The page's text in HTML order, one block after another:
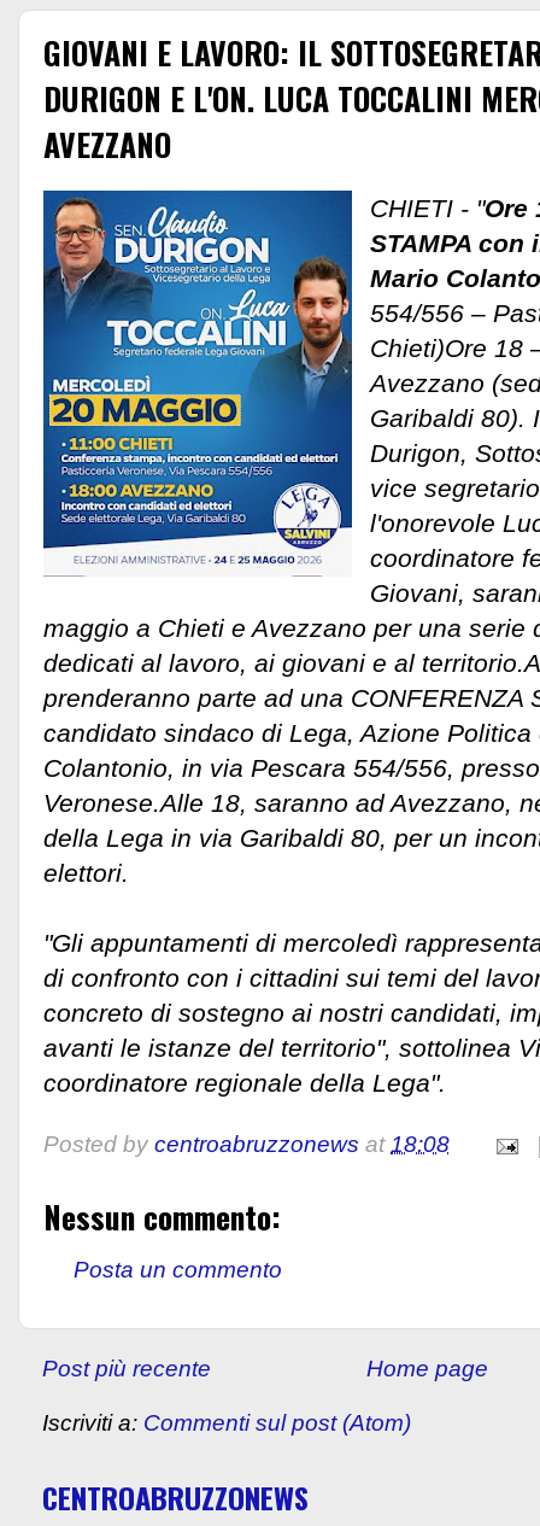
GIOVANI E LAVORO: IL
DURIGON E L'ON. LUCA TOCCALINI
AVEZZANO
CHIETI - "Ore
STAMPA
Mario
554/556 –
Chieti)Ore 18
Avezzano
Garibaldi 80).
Durigon,
vice
l'onorevole
coordinatore
Giovani,
maggio a Chieti e Avezzano per una serie
dedicati al lavoro, ai giovani e al
prenderanno parte ad una CONFERENZA
candidato sindaco di Lega, Azione Politica
Colantonio, in via Pescara 554/556,
Veronese.Alle 18, saranno ad Avezzano,
della Lega in via Garibaldi 80, per un
elettori.
"Gli appuntamenti di mercoledì
di confronto con i cittadini sui temi del
concreto di sostegno ai nostri candidati,
avanti le istanze del territorio", sottolinea
coordinatore regionale della Lega".
Posted by centroabruzzonews at18:08
Nessun commento:
Posta un commento
Post più recente Home page
Iscriviti a: Commenti sul post (Atom)
CENTROABRUZZONEWS